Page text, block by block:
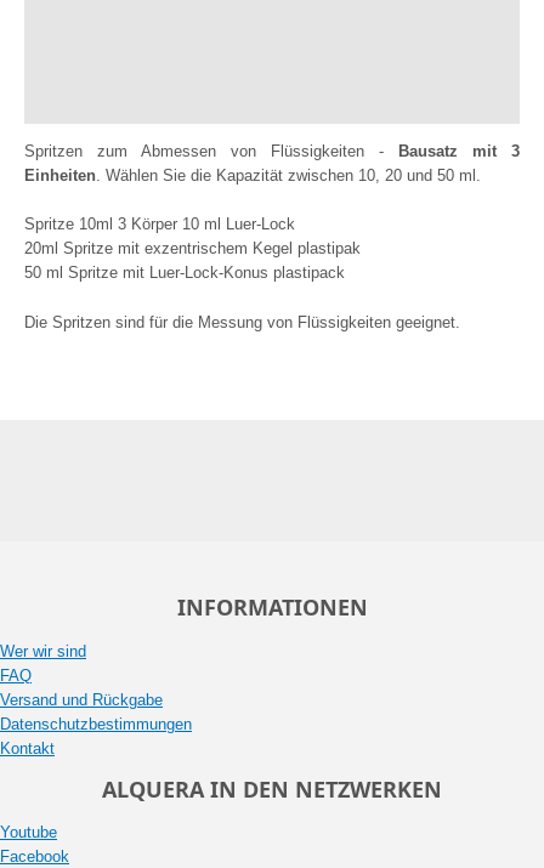
Spritzen zum Abmessen von Flüssigkeiten -
Bausatz mit 3
Einheiten . Wählen Sie die Kapazität zwischen 10, 20 und 50 ml.
Spritze 10ml 3 Körper 10 ml Luer-Lock
20ml Spritze mit exzentrischem Kegel plastipak
50 ml Spritze mit Luer-Lock-Konus plastipack
Die Spritzen sind für die Messung von Flüssigkeiten geeignet.
INFORMATIONEN
Wer wir sind
FAQ
Versand und Rückgabe
Datenschutzbestimmungen
Kontakt
ALQUERA IN DEN NETZWERKEN
Youtube
Facebook